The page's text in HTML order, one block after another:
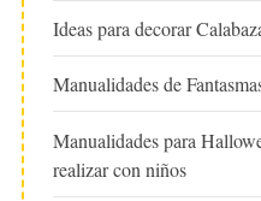
Ideas para decorar
Manualidades de
Manualidades para
realizar con niños